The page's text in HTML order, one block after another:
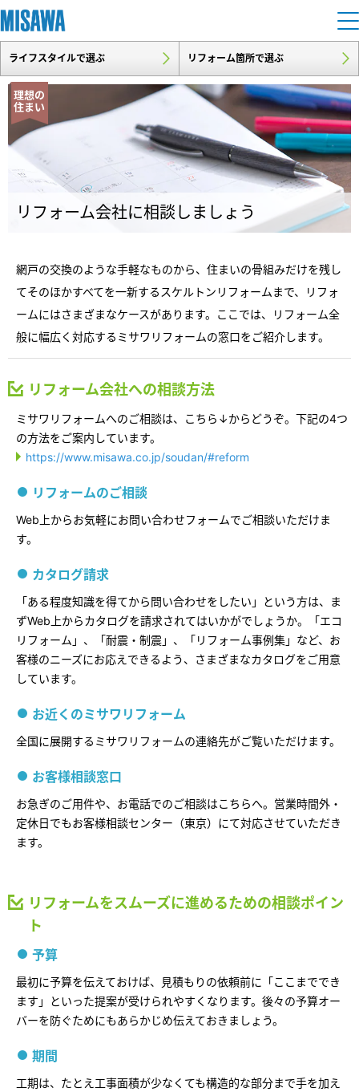
住まい
建てる [注文住宅]
商品ラインアップ
デザイン
建築事例・建築実例
デザイナーズギャラリー
インテリア
住まいづくりガイド
買う
分譲住宅（建売・土地）検索
中古住宅検索
スムストック検索
分譲マンション検索
売る [MISAWA RELAY]
住まいの売却
これから住まいをご検討の方
多彩な動画やこだわりが詰まった建築実例、注目の最新情報など、住
まいづくりを楽しく学べるデジタルラウンジです。
ホームラウンジ 新築・戸建て
土地活用
個人のお客さま
賃貸住宅
賃貸併用住宅
店舗・各種施設
土地活用モデルルーム見学
法人のお客さま
社宅建築
医療・介護・子育て・障がい福祉施設
これから土地活用・賃貸経営をご検討の方
土地活用の基礎から長期安定経営を目指すオーナー様まで、賃貸経営
に役立つ多彩な情報を幅広くお届けします。
ホームラウンジ 土地活用・賃貸経営
リフォーム
戸建て・マンション
ミサワリフォームとは
リフォームの流れ
リフォーム事例
事業用
事業用リノベーション
ホテル・旅館リフォーム
リフォーム営業所
これからリフォームをご検討の方
実例動画や基礎知識、収納の工夫など、理想の住まいを叶えるリフォ
ホームラウンジ リフォーム
複合開発・投資開発
複合開発事業（ASMACI-アスマチ-）
収益不動産・投資開発事業
事業用売買
事業用地・事業用建物
分譲用地
すべてのフィールドに新しい価値をデザインし、持続可能な未来志向
オーナーサポート
サポートメニュー
住まいるりんぐ（ロングサポート）
保証制度
アフターメンテナンス
ミサワリフォーム
ご相談窓口
お客様センター
ミサワホームオーナーさま・リフォーム工事ご契約者さまとミサワホ
ームを結ぶコミュニケーションサイト。お得・便利・安心なコンテン
ツや、ミサワホームからの大切なお知らせなど配信しています。
ミサワオーナーズクラブ
企業・IR情報
企業・IR
ニュース
ミサワホームグループ
IR情報
環境活動
採用情報
新卒者採用
障がい者採用
ウエルネス事業
海外事業
ミサワアイデンティティ
住まいのご相談
ライフスタイルで選ぶ リフォーム箇所で選ぶ
理想の
住まい
リフォーム会社に相談しましょう
網戸の交換のような手軽なものから、住まいの骨組みだけを残し
てそのほかすべてを一新するスケルトンリフォームまで、リフォ
ームにはさまざまなケースがあります。ここでは、リフォーム全
般に幅広く対応するミサワリフォームの窓口をご紹介します。
リフォーム会社への相談方法
ミサワリフォームへのご相談は、こちら↓からどうぞ。下記の4つ
の方法をご案内しています。
https://www.misawa.co.jp/soudan/#reform
リフォームのご相談
Web上からお気軽にお問い合わせフォームでご相談いただけま
す。
カタログ請求
「ある程度知識を得てから問い合わせをしたい」という方は、ま
ずWeb上からカタログを請求されてはいかがでしょうか。「エコ
リフォーム」、「耐震・制震」、「リフォーム事例集」など、お
客様のニーズにお応えできるよう、さまざまなカタログをご用意
しています。
お近くのミサワリフォーム
全国に展開するミサワリフォームの連絡先がご覧いただけます。
お客様相談窓口
お急ぎのご用件や、お電話でのご相談はこちらへ。営業時間外・
定休日でもお客様相談センター（東京）にて対応させていただき
ます。
リフォームをスムーズに進めるための相談ポイン
ト
予算
最初に予算を伝えておけば、見積もりの依頼前に「ここまででき
ます」といった提案が受けられやすくなります。後々の予算オー
バーを防ぐためにもあらかじめ伝えておきましょう。
期間
工期は、たとえ工事面積が少なくても構造的な部分まで手を加え